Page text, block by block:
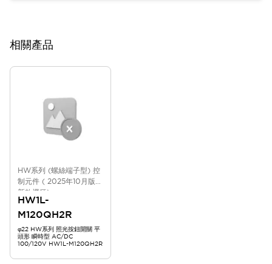
相關產品
HW系列 (螺絲端子型) 控
制元件 ( 2025年10月版
新款機種)
HW1L-
M120QH2R
φ22 HW系列 照光按鈕開關 平
頭形 瞬時型 AC/DC
100/120V HW1L-M120QH2R